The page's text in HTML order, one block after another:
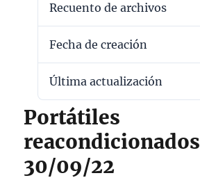
Recuento de archivos
Fecha de creación
Última actualización
Portátiles
reacondicionados
30/09/22